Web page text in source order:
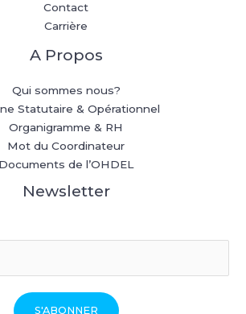
Contact
Carrière
A Propos
Qui sommes nous?
Statutaire & Opérationnel
Organigramme & RH
Mot du Coordinateur
Documents de l’OHDEL
Newsletter
S'ABONNER